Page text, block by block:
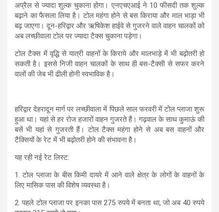
अप्रैल से ज्यादा शुल्क चुकाना होगा। एनएचएआई ने 10 फीसदी तक शुल्क
बढ़ाने का फैसला लिया है। टोल महंगा होने से बस किराया और माल भाड़ा भी
बढ़ जाएगा। दून-हरिद्वार और ऋषिकेश हाईवे से गुजरने वाले वाहन चालकों को
अब लच्छीवाला टोल पर ज्यादा टैक्स चुकाना पड़ेगा।
टोल टैक्स में वृद्धि से यात्री वाहनों के किराये और मालभाड़े में भी बढ़ोतरी हो
सकती है। इससे निजी वाहन चालकों के साथ ही बस-टैक्सी से सफर करने
वालों की जेब भी ढीली होनी स्वभाविक है।
हरिद्वार देहरादून मार्ग पर लच्छीवाला में पिछले साल फरवरी में टोल प्लाजा शुरू
हुआ था। यहां से हर रोज हजारों वाहन गुजरते हैं। गढ़वाल के साथ कुमाऊं की
बसें भी यहां से गुजरती हैं। टोल टैक्स महंगा होने से अब बस वाहनों और
टैक्सियों के रेट में भी बढ़ोतरी होने की संभावना है।
यह रही नई रेट लिस्ट:
1. टोल प्लाजा के बीस किमी दायरे में आने वाले क्षेत्र के लोगों के वाहनों के
लिए मासिक पास की विशेष व्यवस्था है।
2. पहले टोल प्लाजा पर इनका पास 275 रुपये में बनता था, जो अब 40 रुपये